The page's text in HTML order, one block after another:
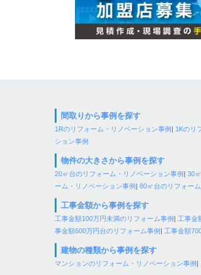
間取りから事例を探す
1Rのリフォーム・リノベーション事例| 1Kのリ
ション事例
物件の大きさから事例を探す
20㎡台のリフォーム・リノベーション事例| 30
ーム・リノベーション事例| 80㎡台のリフォー
工事金額から事例を探す
工事金額100万円未満のリフォーム事例| 工事金
事金額600万円台のリフォーム事例| 工事金額
建物の種類から事例を探す
マンションのリフォーム・リノベーション事例|